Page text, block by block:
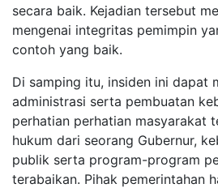
secara baik. Kejadian tersebut
mengenai integritas pemimpin
contoh yang baik.
Di samping itu, insiden ini dapat
administrasi serta pembuatan
perhatian perhatian masyarakat
hukum dari seorang Gubernur,
publik serta program-program
terabaikan. Pihak pemerintahan